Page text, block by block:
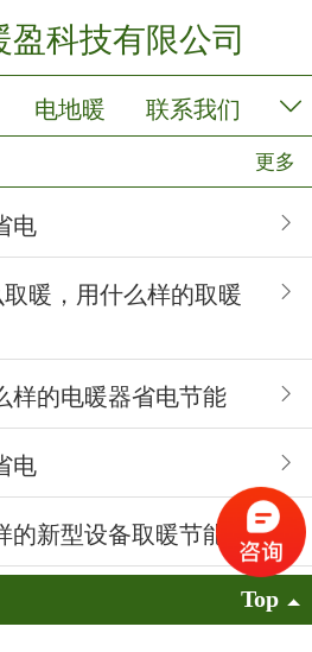
科技有限公司
电地暖 联系我们
更多
电
暖，用什么样的取暖
样的电暖器省电节能
电
的新型设备取暖节能呢
Top